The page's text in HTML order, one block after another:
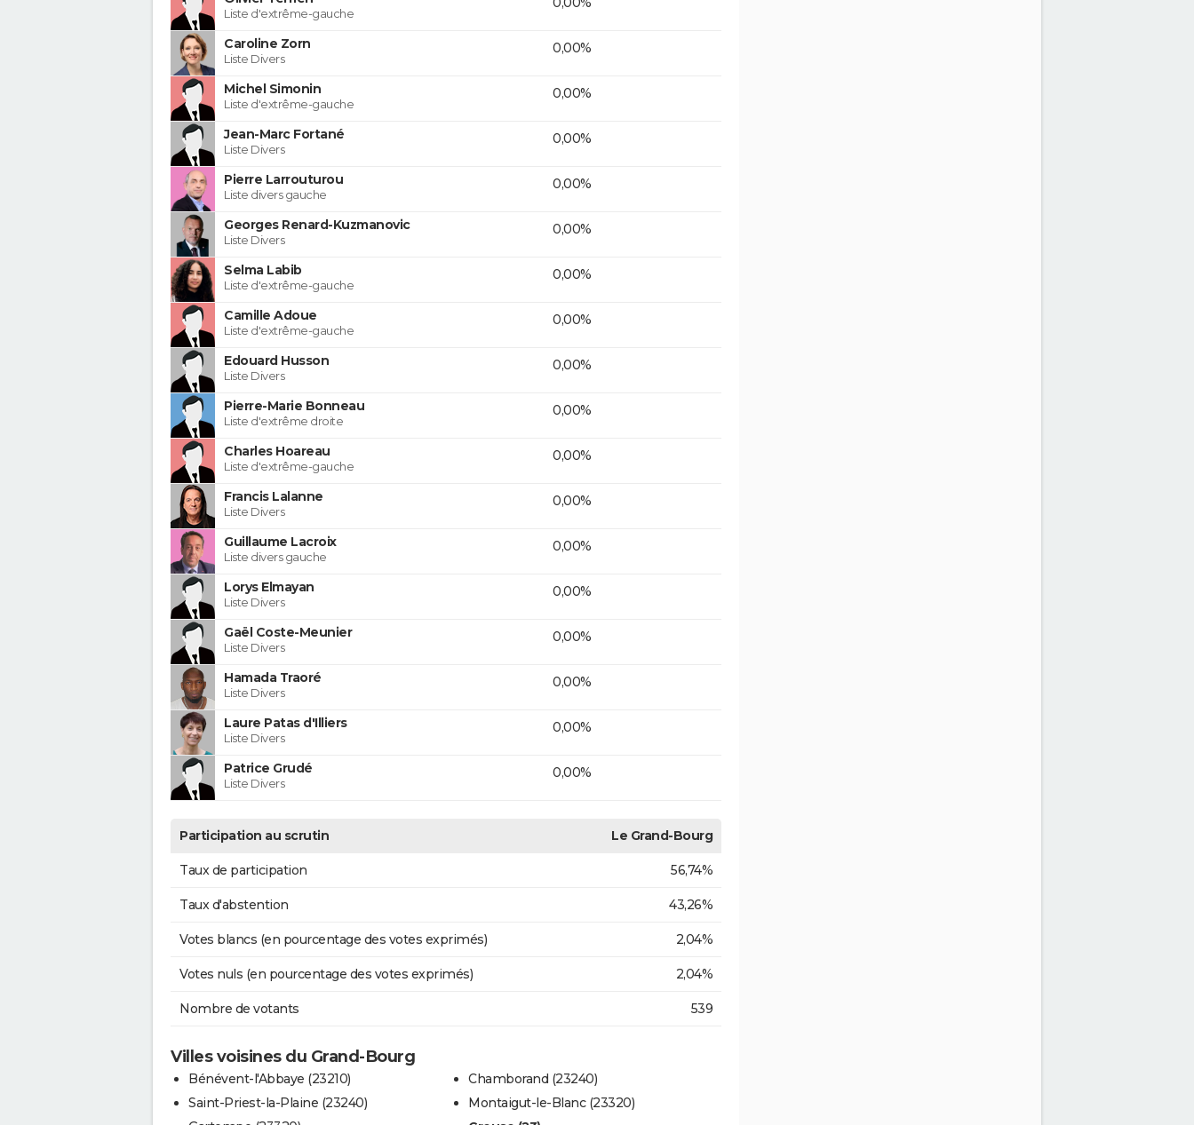
Liste d'extrême-gauche
Caroline Zorn
Liste Divers
0,00%
Michel Simonin
Liste d'extrême-gauche
0,00%
Jean-Marc Fortané
Liste Divers
0,00%
Pierre Larrouturou
Liste divers gauche
0,00%
Georges Renard-Kuzmanovic
Liste Divers
0,00%
Selma Labib
Liste d'extrême-gauche
0,00%
Camille Adoue
Liste d'extrême-gauche
0,00%
Edouard Husson
Liste Divers
0,00%
Pierre-Marie Bonneau
Liste d'extrême droite
0,00%
Charles Hoareau
Liste d'extrême-gauche
0,00%
Francis Lalanne
Liste Divers
0,00%
Guillaume Lacroix
Liste divers gauche
0,00%
Lorys Elmayan
Liste Divers
0,00%
Gaël Coste-Meunier
Liste Divers
0,00%
Hamada Traoré
Liste Divers
0,00%
Laure Patas d'Illiers
Liste Divers
0,00%
Patrice Grudé
Liste Divers
0,00%
Participation au scrutin Le Grand-Bourg
Taux de participation 56,74%
Taux d'abstention 43,26%
Votes blancs (en pourcentage des votes exprimés) 2,04%
Votes nuls (en pourcentage des votes exprimés) 2,04%
Nombre de votants 539
Villes voisines du Grand-Bourg
Bénévent-l'Abbaye (23210)
Saint-Priest-la-Plaine (23240)
Chamborand (23240)
Montaigut-le-Blanc (23320)